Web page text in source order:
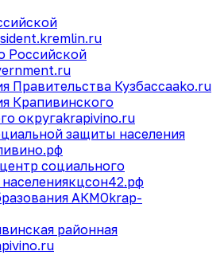
Российской
Правительства Кузбассаako.ru
Крапивинского
округаkrapivino.ru
защиты населения
социального
кцсон42.рф
АКМОkrap-
районная